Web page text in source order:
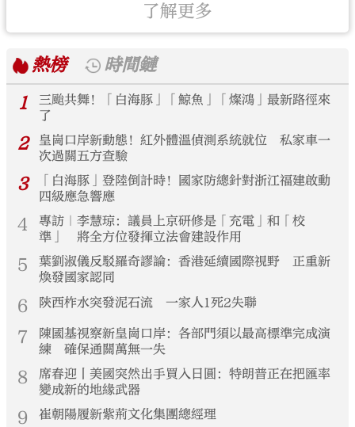
了解更多
熱榜
時間鏈
1
三颱共舞！「白海豚」「鯨魚」「燦鴻」最新路徑來
了
2
皇崗口岸新動態！紅外體溫偵測系統就位 私家車一
次過關五方查驗
3
「白海豚」登陸倒計時！國家防總針對浙江福建啟動
四級應急響應
4
專訪｜李慧琼：議員上京研修是「充電」和「校
準」 將全方位發揮立法會建設作用
5
葉劉淑儀反駁羅奇謬論：香港延續國際視野 正重新
煥發國家認同
6 陝西柞水突發泥石流 一家人1死2失聯
7
陳國基視察新皇崗口岸：各部門須以最高標準完成演
練 確保通關萬無一失
8
席春迎丨美國突然出手買入日圓：特朗普正在把匯率
變成新的地緣武器
9 崔朝陽履新紫荊文化集團總經理